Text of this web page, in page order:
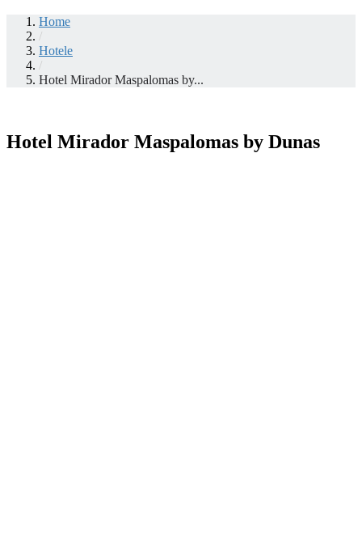
Home
/
Hotele
/
Hotel Mirador Maspalomas by...
Hotel Mirador Maspalomas by Dunas